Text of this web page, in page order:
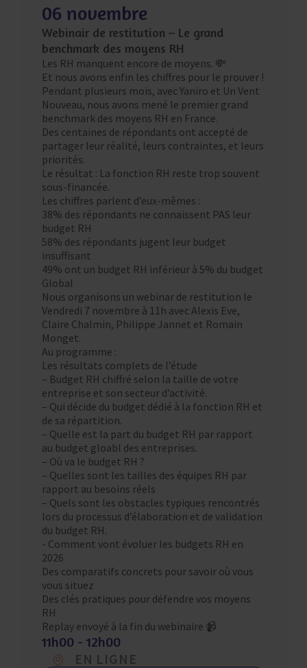
06 novembre
Webinair de restitution – Le grand
benchmark des moyens RH
Les RH manquent encore de moyens. 💸
Et nous avons enfin les chiffres pour le prouver !
Pendant plusieurs mois, avec Yaniro et Un Vent
Nouveau, nous avons mené le premier grand
benchmark des moyens RH en France.
Des centaines de répondants ont accepté de
partager leur réalité, leurs contraintes, et leurs
priorités.
Le résultat : La fonction RH reste trop souvent
sous-financée.
Les chiffres parlent d’eux-mêmes :
38% des répondants ne connaissent PAS leur
budget RH
58% des répondants jugent leur budget
insuffisant
49% ont un budget RH inférieur à 5% du budget
Global
Nous organisons un webinar de restitution le
Vendredi 7 novembre à 11h avec Alexis Eve,
Claire Chalmin, Philippe Jannet et Romain
Monget.
Au programme :
Les résultats complets de l’étude
– Budget RH chiffré selon la taille de votre
entreprise et son secteur d’activité.
– Qui décide du budget dédié à la fonction RH et
de sa répartition.
– Quelle est la part du budget RH par rapport
au budget gloabl des entreprises.
– Où va le budget RH ?
– Quelles sont les tailles des équipes RH par
rapport au besoins réels
– Quels sont les obstacles typiques rencontrés
lors du processus d’élaboration et de validation
du budget RH.
​- Comment vont évoluer les budgets RH en
2026
Des comparatifs concrets pour savoir où vous
vous situez
Des clés pratiques pour défendre vos moyens
RH
Replay envoyé à la fin du webinaire 📹
11h00 - 12h00
EN LIGNE